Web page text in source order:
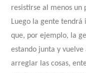
resistirse al menos un
Luego la gente tendrá
que, por ejemplo, la
estando junta y
arreglar las cosas,